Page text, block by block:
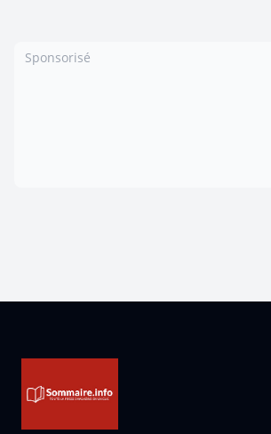
Sponsorisé